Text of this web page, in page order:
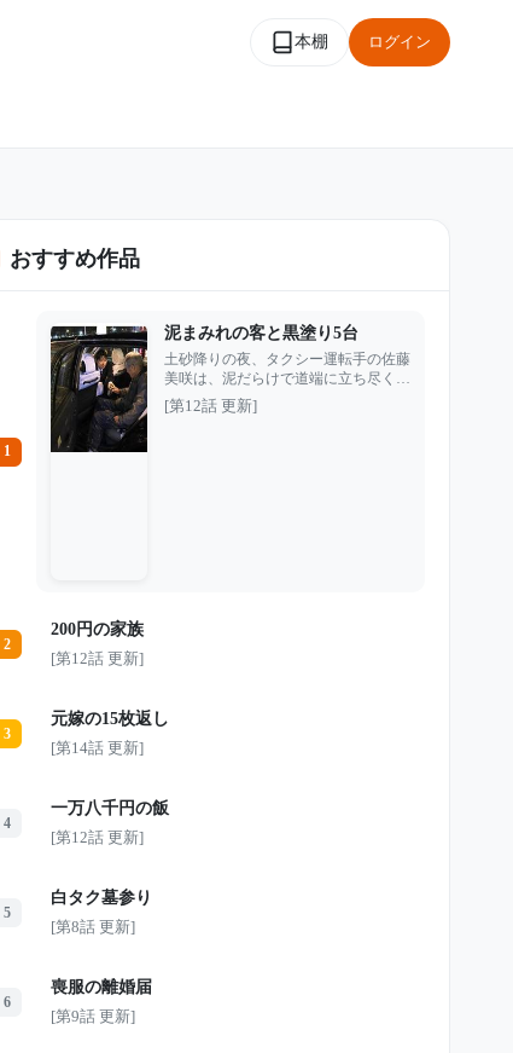
本棚 ログイン
おすすめ作品
1
泥まみれの客と黒塗り5台
土砂降りの夜、タクシー運転手の佐藤
美咲は、泥だらけで道端に立ち尽くす
1人の老人を見つけた。 他のタクシー
は、車が汚れることを嫌って次々と通
コーヒーが、彼女の人生を大きく変え
[第12話 更新]
2
200円の家族
[第12話 更新]
3
元嫁の15枚返し
[第14話 更新]
4
一万八千円の飯
[第12話 更新]
5
白タク墓参り
[第8話 更新]
6
喪服の離婚届
[第9話 更新]